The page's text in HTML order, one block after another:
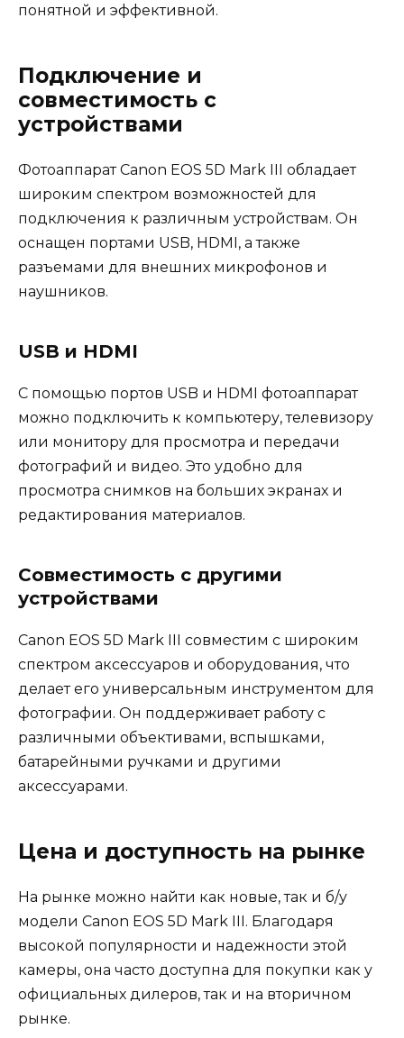
понятной и эффективной.
Подключение и
совместимость с
устройствами
Фотоаппарат Canon EOS 5D Mark III обладает
широким спектром возможностей для
подключения к различным устройствам. Он
оснащен портами USB, HDMI, а также
разъемами для внешних микрофонов и
наушников.
USB и HDMI
С помощью портов USB и HDMI фотоаппарат
можно подключить к компьютеру, телевизору
или монитору для просмотра и передачи
фотографий и видео. Это удобно для
просмотра снимков на больших экранах и
редактирования материалов.
Совместимость с другими
устройствами
Canon EOS 5D Mark III совместим с широким
спектром аксессуаров и оборудования, что
делает его универсальным инструментом для
фотографии. Он поддерживает работу с
различными объективами, вспышками,
батарейными ручками и другими
аксессуарами.
Цена и доступность на рынке
На рынке можно найти как новые, так и б/у
модели Canon EOS 5D Mark III. Благодаря
высокой популярности и надежности этой
камеры, она часто доступна для покупки как у
официальных дилеров, так и на вторичном
рынке.